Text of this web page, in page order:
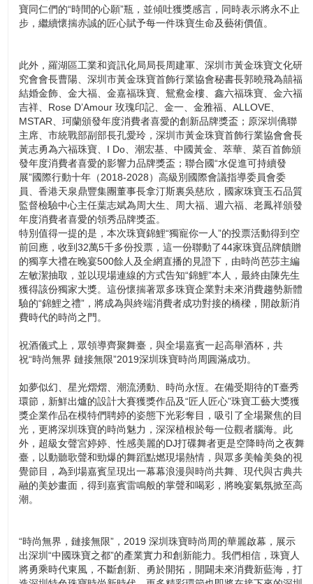
寶同仁們的“時間的心願”瓶，並傾吐獲獎感言，同時表示將永不止
步，繼續懷揣赤誠的匠心賦予每一件珠寶生命及藝術價值。
此外，羅湖區工業和資訊化局局長周建軍、深圳市黃金珠寶文化研
究會會長曹陽、深圳市黃金珠寶首飾行業協會秘書長郭曉飛為囍福
結婚金飾、金大福、金嘉福珠寶、鴛鴦金樓、鑫六福珠寶、金六福
吉祥、Rose D’Amour 玫瑰印記、金一、金雅福、ALLOVE、
MSTAR、珂蘭頒發年度消費者喜愛的創新品牌獎盃；原深圳僑聯
主席、市統戰部副部長孔愛玲，深圳市黃金珠寶首飾行業協會會長
黃志勇為六福珠寶、I Do、潮宏基、中國黃金、萃華、菜百首飾頒
發年度消費者喜愛的影響力品牌獎盃；聯合國“水促進可持續發
展”國際行動十年（2018-2028）高級別國際會議指導委員會委
員、香港天泉鼎豐集團董事長拿汀斯裏吳慈欣，國家珠寶玉石品質
監督檢驗中心主任葉志斌為周大生、周大福、週六福、老鳳祥頒發
年度消費者喜愛的領秀品牌獎盃。
特別值得一提的是，本次珠寶錦鯉“獨寵你一人”的投票活動得到空
前回應，收到32萬5千多份投票，這一份聯動了44家珠寶品牌饋贈
的獨享大禮在晚宴500餘人及全網直播的見證下，由時尚芭莎主編
左敏潔抽取，並以現場連線的方式告知“錦鯉”本人，最終由陳先生
獲得該份獨家大獎。這份懷揣著眾多珠寶企業對未來消費趨勢新體
驗的“錦鯉之禮”，將成為與終端消費者成功對接的橋樑，開啟新消
費時代的時尚之門。
祝酒儀式上，眾領導齊聚舞臺，與全場嘉賓一起高舉酒杯，共
祝“時尚無界 鏈接無限”2019深圳珠寶時尚周圓滿成功。
如夢似幻、星光熠熠、潮流湧動、時尚永恆。在備受期待的T臺秀
環節，新鮮出爐的設計大賽獲獎作品及“匠人匠心”珠寶工藝大獎獲
獎企業作品在模特們聘婷的姿態下光彩奪目，吸引了全場聚焦的目
光，更將深圳珠寶的時尚魅力，深深植根於每一位觀者腦海。此
外，超級女聲宮婷婷、性感美麗的DJ打碟舞者更是空降時尚之夜舞
臺，以動聽歌聲和勁爆的舞蹈點燃現場熱情，與眾多美輪美奐的視
覺節目，為到場嘉賓呈現出一幕幕浪漫與時尚共舞、現代與古典共
融的美妙畫面，得到嘉賓雷鳴般的掌聲和喝彩，將晚宴氣氛掀至高
潮。
“時尚無界，鏈接無限”，2019 深圳珠寶時尚周的華麗啟幕，展示
出深圳“中國珠寶之都”的產業實力和創新能力。我們相信，珠寶人
將勇乘時代東風，不斷創新、勇於開拓，開闢未來消費新藍海，打